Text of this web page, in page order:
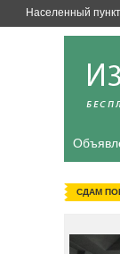
СДАМ
Населенный пункт